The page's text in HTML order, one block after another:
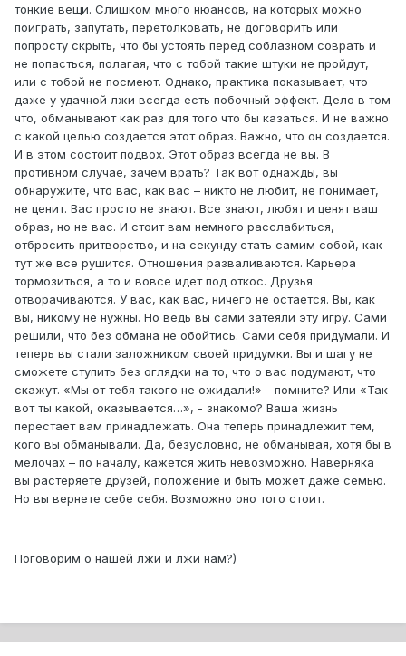
тонкие вещи. Слишком много нюансов, на которых можно
поиграть, запутать, перетолковать, не договорить или
попросту скрыть, что бы устоять перед соблазном соврать и
не попасться, полагая, что с тобой такие штуки не пройдут,
или с тобой не посмеют. Однако, практика показывает, что
даже у удачной лжи всегда есть побочный эффект. Дело в том
что, обманывают как раз для того что бы казаться. И не важно
с какой целью создается этот образ. Важно, что он создается.
И в этом состоит подвох. Этот образ всегда не вы. В
противном случае, зачем врать? Так вот однажды, вы
обнаружите, что вас, как вас – никто не любит, не понимает,
не ценит. Вас просто не знают. Все знают, любят и ценят ваш
образ, но не вас. И стоит вам немного расслабиться,
отбросить притворство, и на секунду стать самим собой, как
тут же все рушится. Отношения разваливаются. Карьера
тормозиться, а то и вовсе идет под откос. Друзья
отворачиваются. У вас, как вас, ничего не остается. Вы, как
вы, никому не нужны. Но ведь вы сами затеяли эту игру. Сами
решили, что без обмана не обойтись. Сами себя придумали. И
теперь вы стали заложником своей придумки. Вы и шагу не
сможете ступить без оглядки на то, что о вас подумают, что
скажут. «Мы от тебя такого не ожидали!» - помните? Или «Так
вот ты какой, оказывается…», - знакомо? Ваша жизнь
перестает вам принадлежать. Она теперь принадлежит тем,
кого вы обманывали. Да, безусловно, не обманывая, хотя бы в
мелочах – по началу, кажется жить невозможно. Наверняка
вы растеряете друзей, положение и быть может даже семью.
Но вы вернете себе себя. Возможно оно того стоит.
Поговорим о нашей лжи и лжи нам?)